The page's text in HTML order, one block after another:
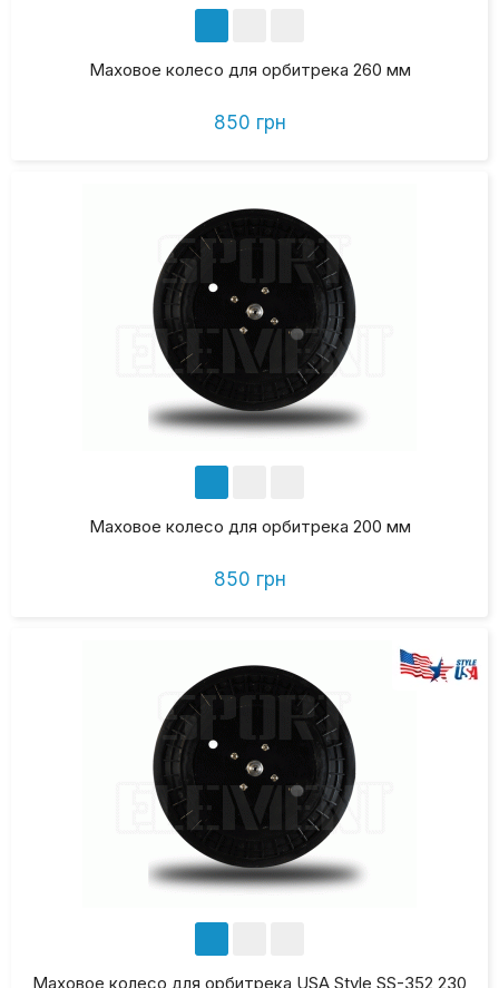
Маховое колесо для орбитрека 260 мм
850 грн
Маховое колесо для орбитрека 200 мм
850 грн
Маховое колесо для орбитрека USA Style SS-352 230